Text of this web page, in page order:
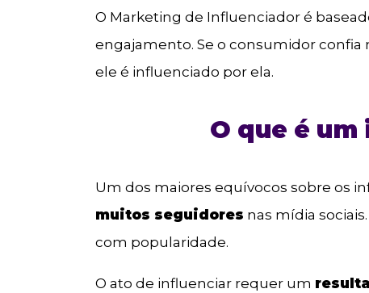
O Marketing de Influenciador é
engajamento. Se o consumidor confia
ele é influenciado por ela.
O que é
Um dos maiores equívocos sobre os
muitos seguidores nas mídia
com popularidade.
O ato de influenciar requer um